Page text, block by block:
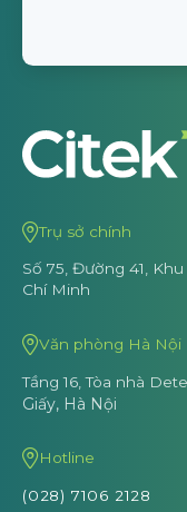
Trụ sở chính
Số 75, Đường 41,
Chí Minh
Văn phòng Hà Nội
Tầng 16, Tòa nhà
Giấy, Hà Nội
Hotline
(028) 7106 2128